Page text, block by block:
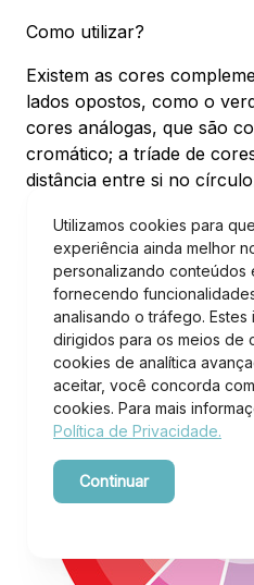
Utilizamos cookies para
experiência ainda melhor
personalizando conteúdos
fornecendo
analisando o tráfego. Estes
dirigidos para os meios de
cookies de analítica
aceitar, você concorda
cookies. Para mais
Política de Privacidade.
Continuar
Como utilizar?
Existem as cores
lados opostos, como o
cores análogas, que são
cromático; a tríade de
distância entre si no
tom sobre tom.